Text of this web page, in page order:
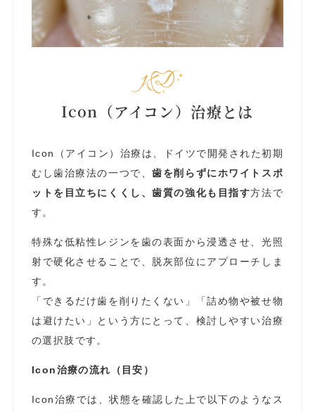
Icon（アイコン）治療とは
Icon（アイコン）治療は、ドイツで開発された初期
むし歯治療法の一つで、歯を削らずにホワイトスポ
ットを目立ちにくくし、歯質の強化も目指す方法で
す。
特殊な低粘性レジンを歯の表面から浸透させ、光照
射で硬化させることで、脱灰部位にアプローチしま
す。
「できるだけ歯を削りたくない」「詰め物や被せ物
は避けたい」という方にとって、検討しやすい治療
の選択肢です。
Icon治療の流れ（目安）
Icon治療では、状態を確認した上で以下のようなス